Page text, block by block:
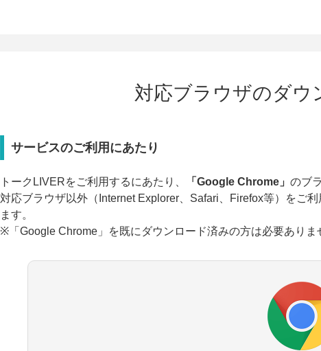
対応ブラウザのダウ
サービスのご利用にあたり
トークLIVERをご利用するにあたり、 「Google Chrome」 のブ
対応ブラウザ以外（Internet Explorer、Safari、Firefox等）をご利
ます。
※「Google Chrome」を既にダウンロード済みの方は必要ありま